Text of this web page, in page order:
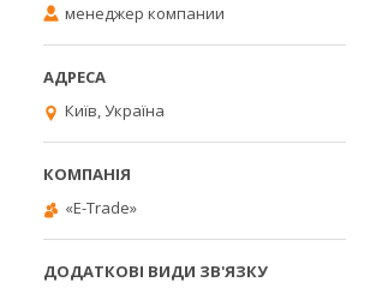
менеджер компании
Київ, Україна
«E-Trade»